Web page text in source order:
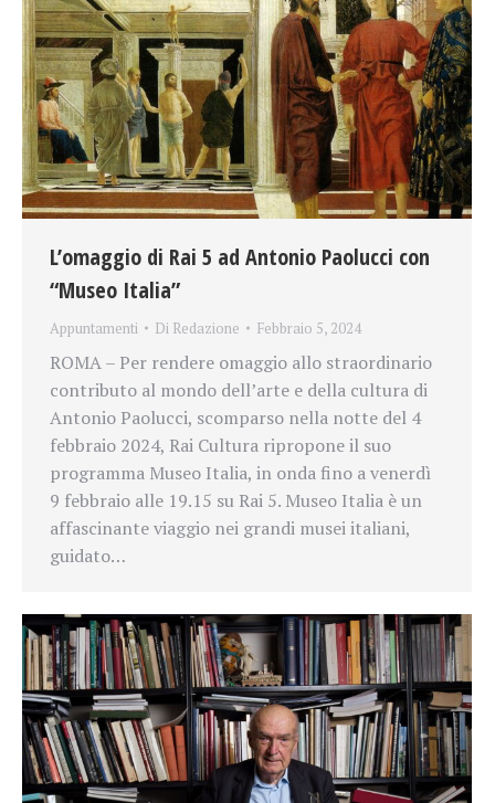
L’omaggio di Rai 5 ad Antonio Paolucci con
“Museo Italia”
Appuntamenti Di Redazione Febbraio 5, 2024
ROMA – Per rendere omaggio allo straordinario
contributo al mondo dell’arte e della cultura di
Antonio Paolucci, scomparso nella notte del 4
febbraio 2024, Rai Cultura ripropone il suo
programma Museo Italia, in onda fino a venerdì
9 febbraio alle 19.15 su Rai 5. Museo Italia è un
affascinante viaggio nei grandi musei italiani,
guidato…